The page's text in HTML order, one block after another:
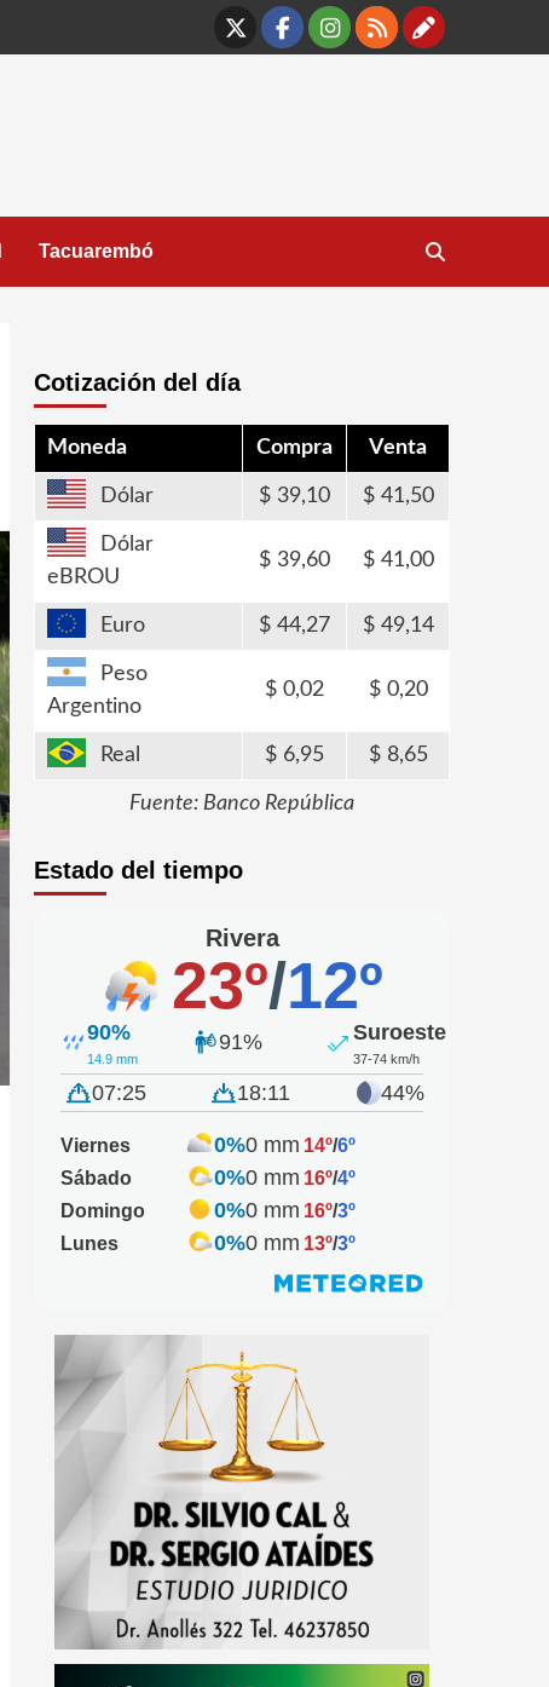
X Facebook
Instagram
RSS
Tacuarembó
Cotización del día
Moneda Compra Venta
Dólar 39,10 41,50
Dólar
eBROU
39,60 41,00
Euro 44,27 49,14
Peso
Argentino
0,02 0,20
Real 6,95 8,65
Fuente: Banco República
Estado del tiempo
Rivera
23º/12º
90%
14.9 mm
91% Suroeste
37-74 km/h
07:25 18:11 44%
Viernes 0%0 mm 14º/6º
Sábado
0%0 mm 16º/4º
Domingo
0%0 mm 16º/3º
Lunes
0%0 mm 13º/3º